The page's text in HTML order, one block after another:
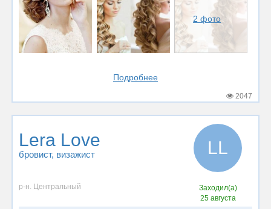
2 фото
Подробнее
2047
Lera Love
бровист, визажист LL
р-н. Центральный
Заходил(а)
25 августа